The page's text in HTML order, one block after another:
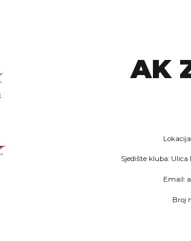
AK
Sjedište kluba:
Email:
Broj